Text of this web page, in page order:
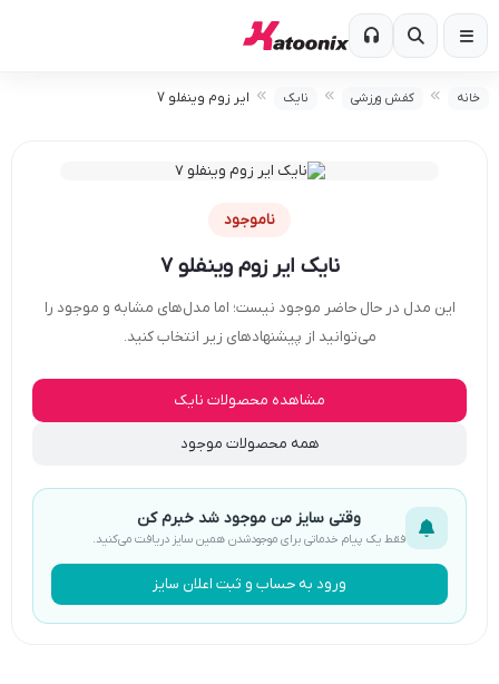
خانه کفش ورزشی نایک ایر زوم وینفلو 7
ناموجود
نایک ایر زوم وینفلو 7
این مدل در حال حاضر موجود نیست؛ اما مدل‌های مشابه و موجود را
می‌توانید از پیشنهادهای زیر انتخاب کنید.
مشاهده محصولات نایک
همه محصولات موجود
وقتی سایز من موجود شد خبرم کن
فقط یک پیام خدماتی برای موجودشدن همین سایز دریافت می‌کنید.
ورود به حساب و ثبت اعلان سایز